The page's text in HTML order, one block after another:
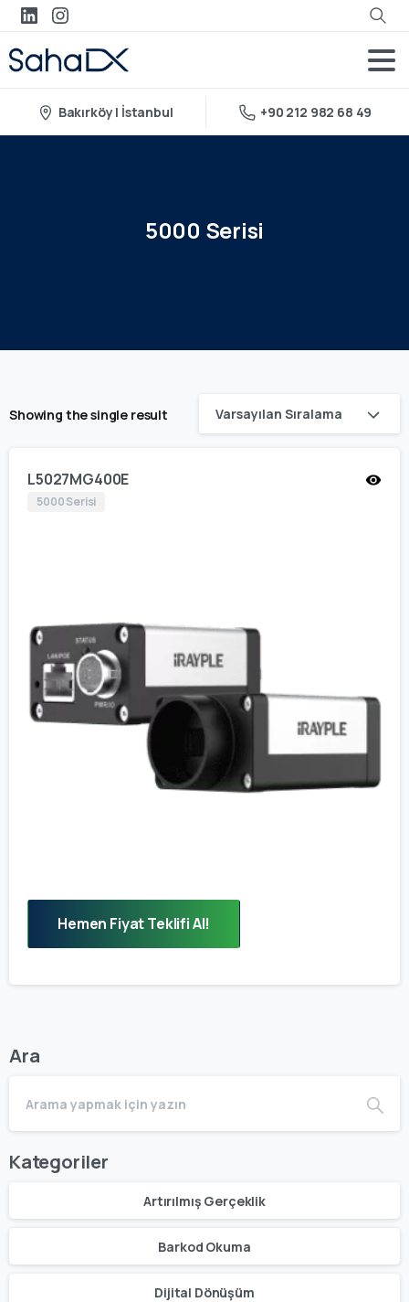
Bakırköy | İstanbul +90 212 982 68 49
5000 Serisi
Showing the single result Varsayılan Sıralama
L5027MG400E
5000 Serisi
Hemen Fiyat Teklifi Al!
Ara
Kategoriler
Artırılmış Gerçeklik
Barkod Okuma
Dijital Dönüşüm